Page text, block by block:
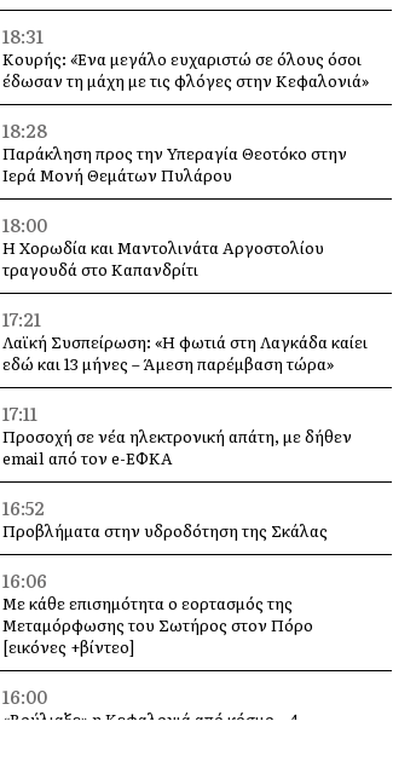
18:31
Κουρής: «Ένα μεγάλο ευχαριστώ σε όλους όσοι
έδωσαν τη μάχη με τις φλόγες στην Κεφαλονιά»
18:28
Παράκληση προς την Υπεραγία Θεοτόκο στην
Ιερά Μονή Θεμάτων Πυλάρου
18:00
Η Χορωδία και Μαντολινάτα Αργοστολίου
τραγουδά στο Καπανδρίτι
17:21
Λαϊκή Συσπείρωση: «Η φωτιά στη Λαγκάδα καίει
εδώ και 13 μήνες – Άμεση παρέμβαση τώρα»
17:11
Προσοχή σε νέα ηλεκτρονική απάτη, με δήθεν
email από τον e-ΕΦΚΑ
16:52
Προβλήματα στην υδροδότηση της Σκάλας
16:06
Με κάθε επισημότητα ο εορτασμός της
Μεταμόρφωσης του Σωτήρος στον Πόρο
[εικόνες +βίντεο]
16:00
«Βούλιαξε» η Κεφαλονιά από κόσμο – 4